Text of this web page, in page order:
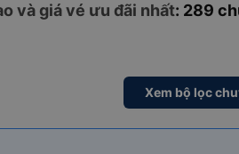
và giá vé ưu đãi nhất: 289
Xem bộ lọc